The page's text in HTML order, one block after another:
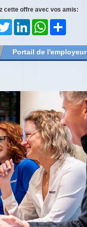
cette offre avec vos amis:
Twitter LinkedIn WhatsApp
Portail de l'employeur